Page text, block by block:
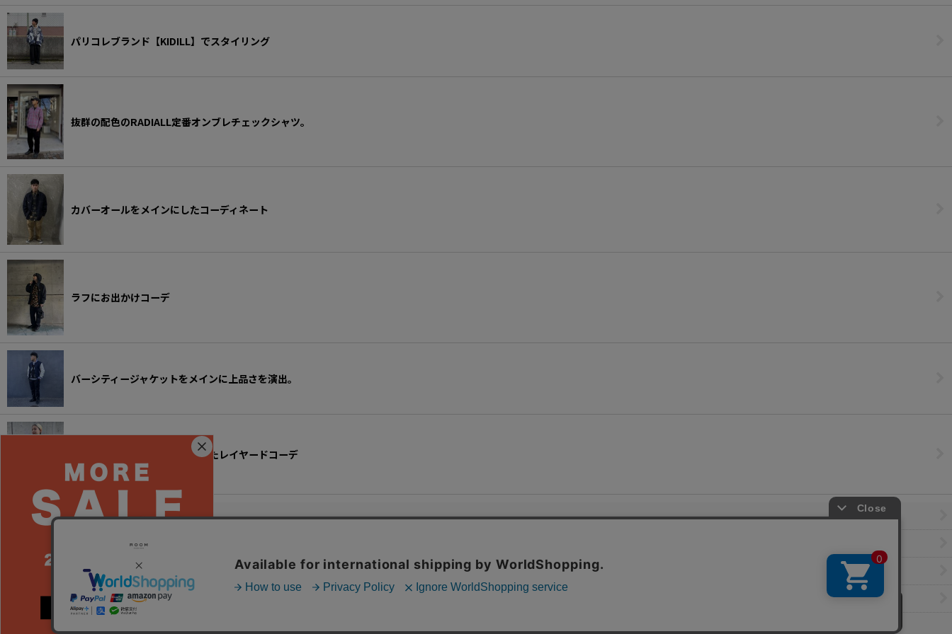
パリコレブランド【KIDILL】でスタイリング
抜群の配色のRADIALL定番オンブレチェックシャツ。
カバーオールをメインにしたコーディネート
ラフにお出かけコーデ
バーシティージャケットをメインに上品さを演出。
アップルバムのアイテムを使ったレイヤードコーデ
THE H.W.DOG&CO. スタイリング
TOMWOOD スタイリング
VANS スタイリング
VARIEGATOR スタイリング
ホーム
特定商取引法表示
© 2016 ROOM ONLINE STORE